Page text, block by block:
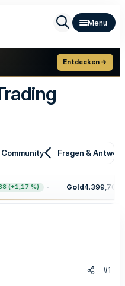
Entdecken →
Fragen &
%) Gold4.399,70
#1